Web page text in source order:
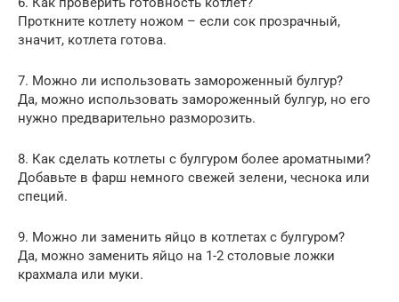
Проткните котлету ножом – если сок прозрачный,
значит, котлета готова.
7. Можно ли использовать замороженный булгур?
Да, можно использовать замороженный булгур, но его
нужно предварительно разморозить.
8. Как сделать котлеты с булгуром более ароматными?
Добавьте в фарш немного свежей зелени, чеснока или
специй.
9. Можно ли заменить яйцо в котлетах с булгуром?
Да, можно заменить яйцо на 1-2 столовые ложки
крахмала или муки.